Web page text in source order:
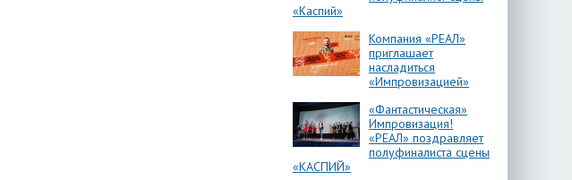
«Каспий»
Компания «РЕАЛ»
приглашает
насладиться
«Импровизацией»
«Фантастическая»
Импровизация!
«РЕАЛ» поздравляет
полуфиналиста сцены
«КАСПИЙ»